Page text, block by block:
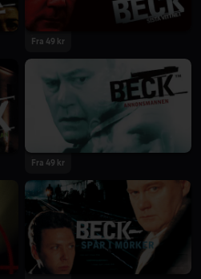
Fra 49 kr
Fra 49 kr